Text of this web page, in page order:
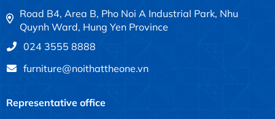
Road B4, Area B, Pho Noi A Industrial Park, Nhu
Quynh Ward, Hung Yen Province
024 3555 8888
furniture@noithattheone.vn
Representative office